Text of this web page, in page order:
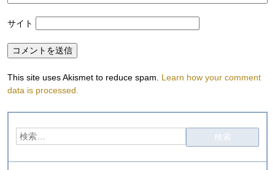
サイト
This site uses Akismet to reduce spam. Learn how your comment
data is processed.